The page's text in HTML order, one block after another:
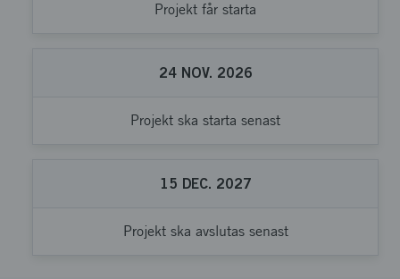
Projekt får starta
24 NOV. 2026
Projekt ska starta senast
15 DEC. 2027
Projekt ska avslutas senast